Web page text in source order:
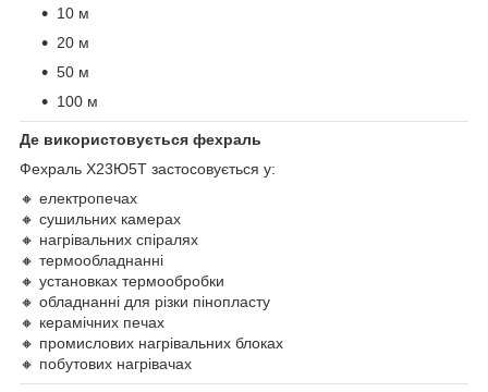
10 м
20 м
50 м
100 м
Де використовується фехраль
Фехраль Х23Ю5Т застосовується у:
🔸 електропечах
🔸 сушильних камерах
🔸 нагрівальних спіралях
🔸 термообладнанні
🔸 установках термообробки
🔸 обладнанні для різки пінопласту
🔸 керамічних печах
🔸 промислових нагрівальних блоках
🔸 побутових нагрівачах